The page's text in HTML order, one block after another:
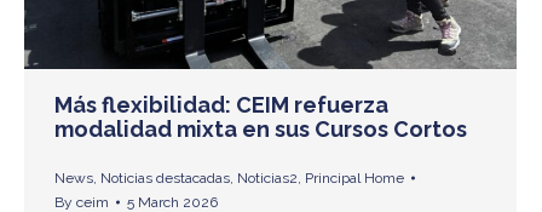
Más flexibilidad: CEIM refuerza
modalidad mixta en sus Cursos Cortos
News Noticias destacadas Noticias2 Principal Home
By ceim 5 March 2026